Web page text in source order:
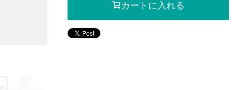
カートに入れる